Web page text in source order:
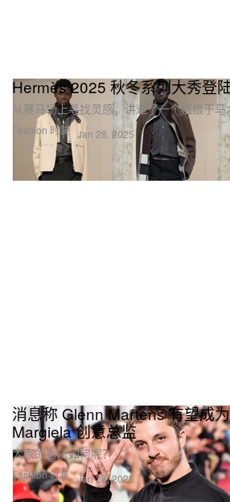
Fashion 时装
Hermès 2025 秋冬系列大秀登
从赛马场上寻找灵感，讲述了一个植根于马
Jan 28, 2025
Fashion 时装
消息称 Glenn Martens 有望成
Margiela 创意总监
大家的看法如何呢？
Jan 28, 2025